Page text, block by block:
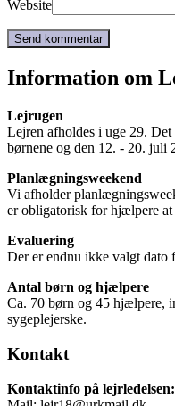
Website
Information om
Lejrugen
Lejren afholdes i uge 29.
børnene og den 12. - 20. juli
Planlægningsweekend
Vi afholder
er obligatorisk for hjælpere
Evaluering
Der er endnu ikke valgt dato
Antal børn og hjælpere
Ca. 70 børn og 45 hjælpere,
sygeplejerske.
Kontakt
Kontaktinfo på lejrledelsen: